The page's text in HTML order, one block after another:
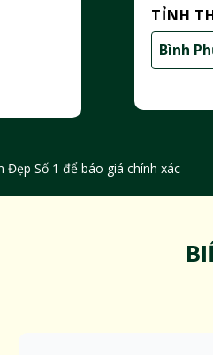
TỈNH
Bình
Số 1 để báo giá chính xác